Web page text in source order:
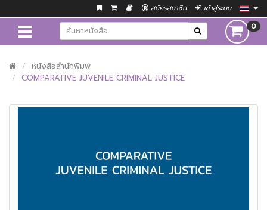
สมัครสมาชิก เข้าสู่ระบบ
0
หนังสือสำนักพิมพ์
COMPARATIVE JUVENILE CRIMINAL JUSTICE